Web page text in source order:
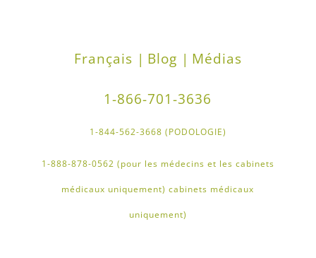
Français | Blog | Médias
1-866-701-3636
1-844-562-3668 (PODOLOGIE)
1-888-878-0562 (pour les médecins et les cabinets
médicaux uniquement) cabinets médicaux
uniquement)